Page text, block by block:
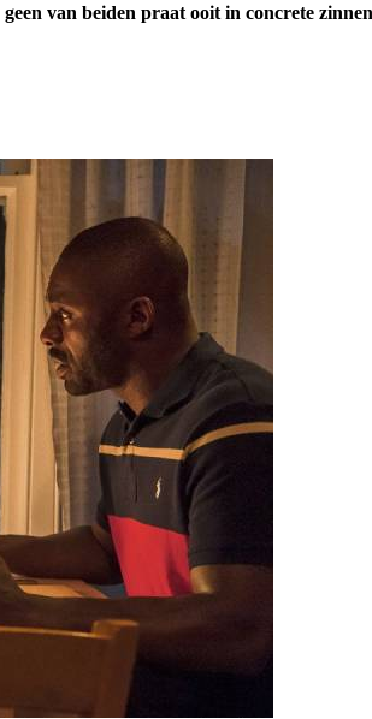
van beiden praat ooit in concrete